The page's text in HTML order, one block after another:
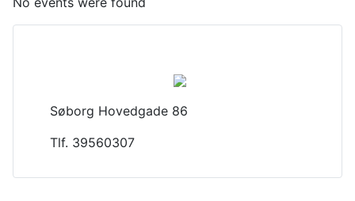
Søborg Hovedgade 86
Tlf. 39560307